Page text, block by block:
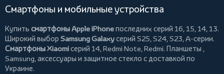
Смартфоны и мобильные устройства
Купить смартфоны Apple iPhoneпоследних серий 16, 15, 14, 13.
Широкий выбор Samsung Galaxyсерий S25, S24, S23, A-серии.
Смартфоны Xiaomiсерий 14, Redmi Note, Redmi. Планшеты ,
Samsung, аксессуары и защитное стекло с доставкой по
Украине.